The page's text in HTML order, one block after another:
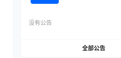
没有公告
全部公告